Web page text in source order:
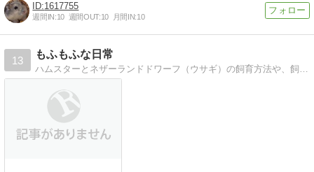
1617755
週間IN:10 週間OUT:10 月間IN:10
13
もふもふな日常